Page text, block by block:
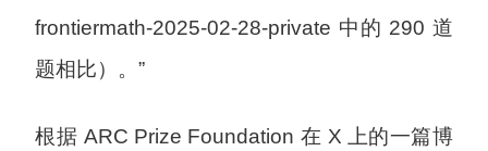
frontiermath-2025-02-28-private 中的 290 道
题相比）。”
根据 ARC Prize Foundation 在 X 上的一篇博